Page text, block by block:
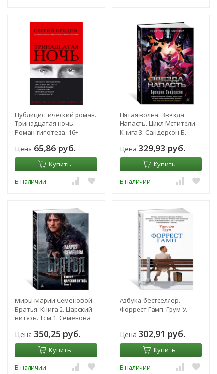
Публицистический роман.
Тринадцатая ночь.
Роман-гипотеза. 16+
Цена 65,86 руб.
Купить
В наличии
Пятая волна. Звезда
Напасть. Цикл Мстители.
Книга 3. Сандерсон Б.
Цена 329,93 руб.
Купить
В наличии
Миры Марии Семеновой.
Братья. Книга 2. Царский
витязь. Том 1. Семёнова
Цена 350,25 руб.
Купить
В наличии
Азбука-бестселлер.
Форрест Гамп. Грум У.
Цена 302,91 руб.
Купить
В наличии